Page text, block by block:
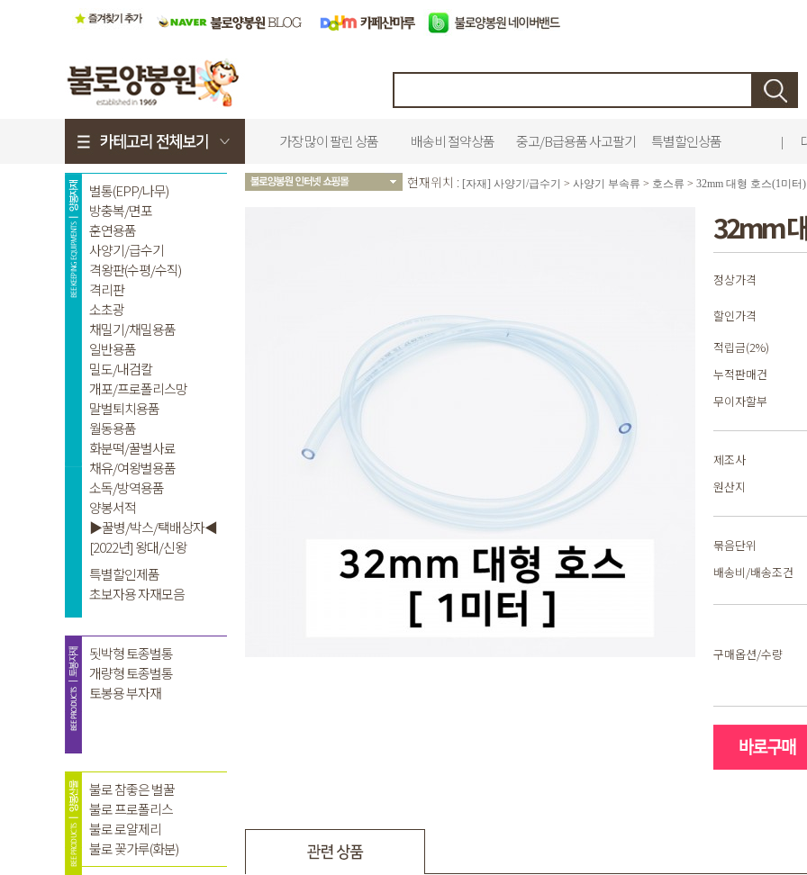
가장 많이 팔린 상품 배송비 절약상품 중고/B급용품 사고팔기 특별할인상품 |
현재위치 : [자재] 사양기/급수기 > 사양기 부속류 > 호스류 > 32mm 대형 호스(1미터)
32mm
정상가격
할인가격
적립금(2%)
누적판매건
무이자할부
제조사
원산지
묶음단위
배송비/배송조건
구매옵션/수량